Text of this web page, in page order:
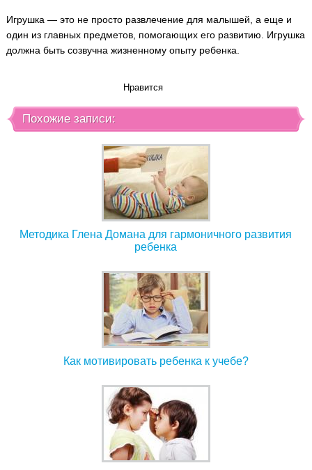
Игрушка — это не просто развлечение для малышей, а еще и
один из главных предметов, помогающих его развитию. Игрушка
должна быть созвучна жизненному опыту ребенка.
Нравится
Похожие записи:
Методика Глена Домана для гармоничного развития
ребенка
Как мотивировать ребенка к учебе?